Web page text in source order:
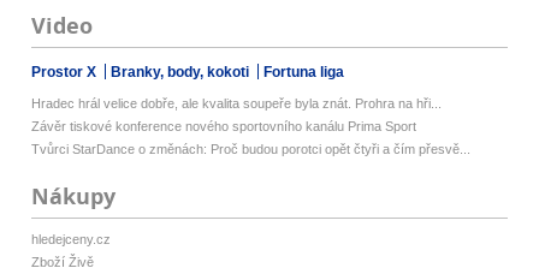
Video
Prostor X Branky, body, kokoti Fortuna liga
Hradec hrál velice dobře, ale kvalita soupeře byla znát. Prohra na hři...
Závěr tiskové konference nového sportovního kanálu Prima Sport
Tvůrci StarDance o změnách: Proč budou porotci opět čtyři a čím přesvě...
Nákupy
hledejceny.cz
Zboží Živě